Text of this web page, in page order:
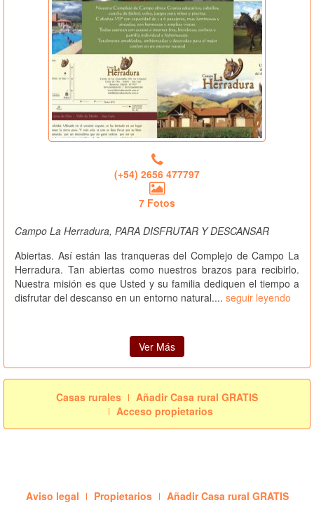
(+54) 2656 477797
7 Fotos
Campo La Herradura, PARA DISFRUTAR Y DESCANSAR
Abiertas. Así están las tranqueras del Complejo de Campo La
Herradura. Tan abiertas como nuestros brazos para recibirlo.
Nuestra misión es que Usted y su familia dediquen el tiempo a
disfrutar del descanso en un entorno natural.... seguir leyendo
Ver Más
Casas rurales
Añadir Casa rural GRATIS
Acceso propietarios
Aviso legal Propietarios
Añadir Casa rural GRATIS